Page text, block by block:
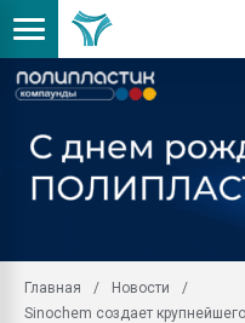
Главная
Новости
Sinochem создает